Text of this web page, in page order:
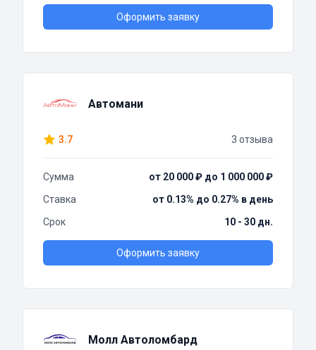
Оформить заявку
Автомани
3.7 3 отзыва
Сумма
от 20 000 ₽ до 1 000 000 ₽
Ставка
от 0.13% до 0.27% в день
Срок
10 - 30 дн.
Оформить заявку
Молл Автоломбард